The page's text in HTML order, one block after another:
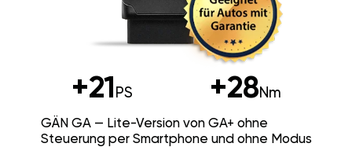
+21 PS +28Nm
GÄN GA — Lite-Version von GA+ ohne
Steuerung per Smartphone und ohne Modus